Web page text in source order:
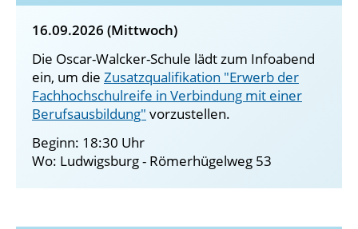
16.09.2026 (Mittwoch)
Die Oscar-Walcker-Schule lädt zum Infoabend
ein, um die Zusatzqualifikation "Erwerb der
Fachhochschulreife in Verbindung mit einer
Berufsausbildung" vorzustellen.
Beginn: 18:30 Uhr
Wo: Ludwigsburg - Römerhügelweg 53